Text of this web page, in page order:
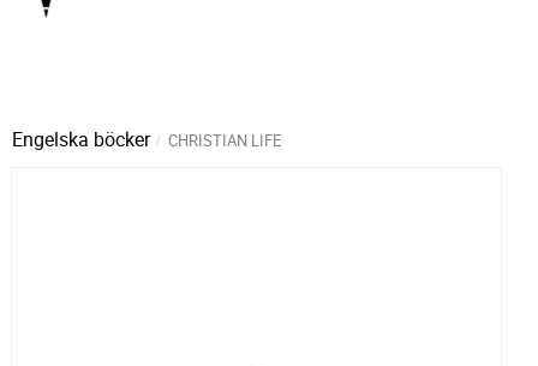
Engelska böcker CHRISTIAN LIFE